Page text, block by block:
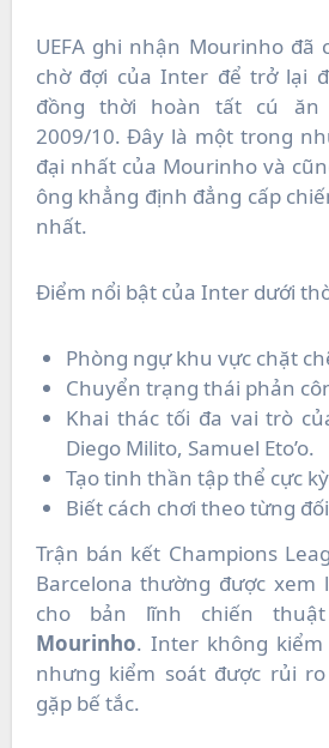
UEFA ghi nhận Mourinho đã
chờ đợi của Inter để trở lại
đồng thời hoàn tất cú ăn
2009/10. Đây là một trong
đại nhất của Mourinho và
ông khẳng định đẳng cấp
nhất.
Điểm nổi bật của Inter dưới
Phòng ngự khu vực chặt
Chuyển trạng thái phản
Khai thác tối đa vai trò
Diego Milito, Samuel Eto’o.
Tạo tinh thần tập thể cực
Biết cách chơi theo từng
Trận bán kết Champions
Barcelona thường được
cho bản lĩnh chiến
Mourinho. Inter không
nhưng kiểm soát được rủi
gặp bế tắc.